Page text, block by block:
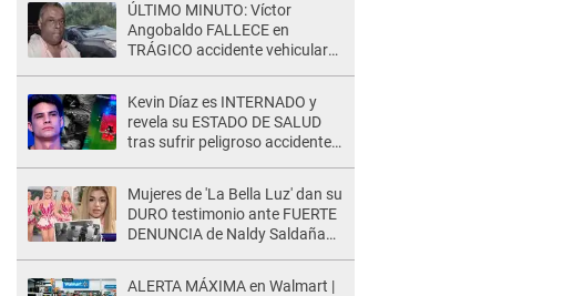
ÚLTIMO MINUTO: Víctor
Angobaldo FALLECE en
TRÁGICO accidente vehicular
Kevin Díaz es INTERNADO y
revela su ESTADO DE SALUD
tras sufrir peligroso accidente
Mujeres de 'La Bella Luz' dan su
DURO testimonio ante FUERTE
DENUNCIA de Naldy Saldaña
acusación de apañamiento..."
ALERTA MÁXIMA en Walmart |